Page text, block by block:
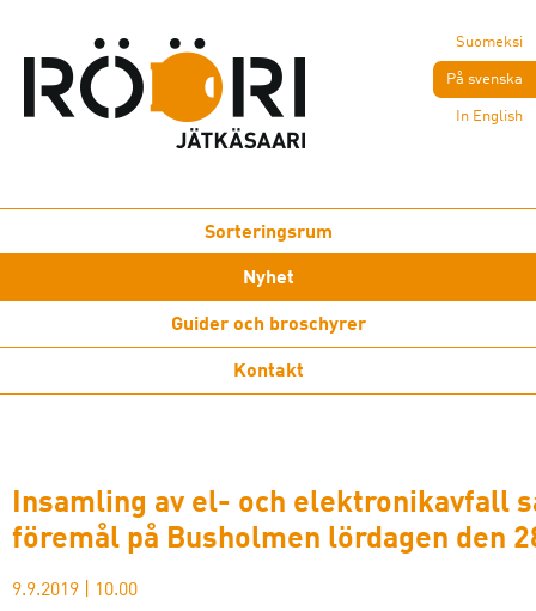
Suomeksi
På svenska
In English
Sorteringsrum
Nyhet
Guider och broschyrer
Kontakt
Insamling av el- och elektronikavfall
föremål på Busholmen lördagen den
9.9.2019 10.00